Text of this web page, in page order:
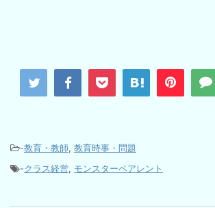
-教育・教師, 教育時事・問題
-クラス経営, モンスターペアレント